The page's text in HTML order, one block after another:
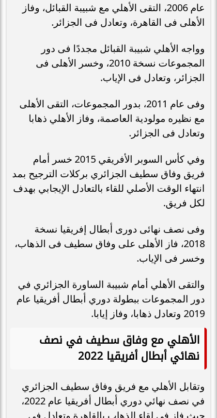
عام 2006، التقى الأهلي مع شبيبة القبائل، وفاز
الأهلى فى القاهرة، وتعادل فى الجزائر.
وواجه الأهلي شبيبة القبائل مجددًا فى دور
المجموعات نسخة 2010، وخسر الأهلى فى
الجزائر، وتعادل فى الإياب.
وفى عام 2011، بدور المجموعات، التقى الأهلى
مع نظيره مولودية العاصمة، وفاز الأهلي ذهابا
وتعادل فى الجزائر.
وفي كأس السوبر الأفريقي 2015 خسر أمام
فريق وفاق سطيف الجزائري بركلات الترجيح بمد
انتهاء الوقت الأصلي للقاء بالتعادل الإيجابي بهدف
لكل فريق.
وفى نصف نهائى دورى أبطال إفريقيا نسخة
2018، فاز الأهلى على وفاق سطيف فى الذهاب،
وخسر فى الإياب.
والتقى الأهلي أمام شبيبة الساورة الجزائري في
دور المجموعات ببطولة دوري أبطال أفريقيا عام
2019 وتعادل ذهابا، وفاز إيابا.
الأهلي مع وفاق سطيف في نصف
نهائي أبطال أفريقيا 2022
وتقابل الأهلي مع فريق وفاق سطيف الجزائري
في نصف نهائي دوري أبطال أفريقيا عام 2022،
حيث فاز في لقاء الذهاب بالقاهرة وتعادل في